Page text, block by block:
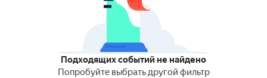
Подходящих событий не найдено
Попробуйте выбрать другой фильтр